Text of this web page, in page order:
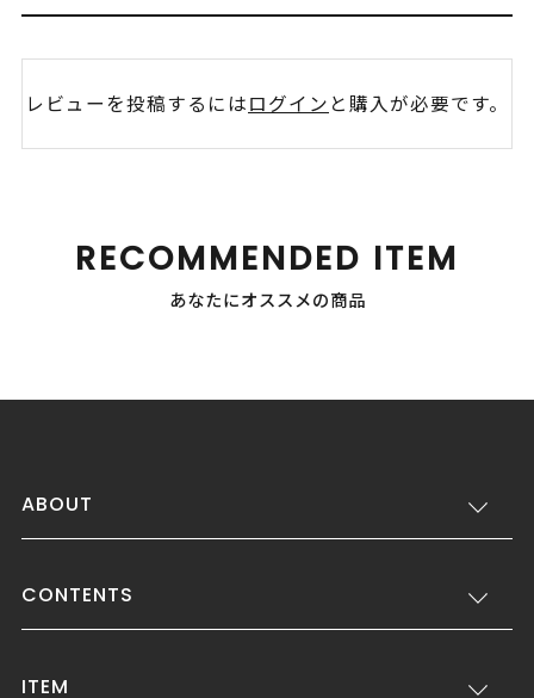
レビューを投稿するにはログイン と購入が必要です。
RECOMMENDED ITEM
あなたにオススメの商品
ABOUT
CONTENTS
ITEM